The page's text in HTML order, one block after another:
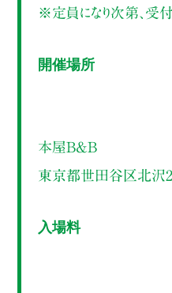
※定員になり次第、受付
開催場所
本屋B&B
東京都世田谷区北沢
入場料